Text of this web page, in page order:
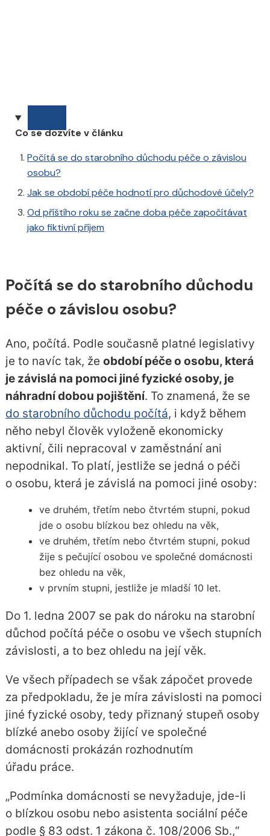
Co se dozvíte v článku
Počítá se do starobního důchodu péče o závislou
osobu?
Jak se období péče hodnotí pro důchodové účely?
Od příštího roku se začne doba péče započítávat
jako fiktivní příjem
Počítá se do starobního důchodu
péče o závislou osobu?
Ano, počítá. Podle současně platné legislativy
je to navíc tak, že období péče o osobu, která
je závislá na pomoci jiné fyzické osoby, je
náhradní dobou pojištění. To znamená, že se
do starobního důchodu počítá, i když během
něho nebyl člověk vyloženě ekonomicky
aktivní, čili nepracoval v zaměstnání ani
nepodnikal. To platí, jestliže se jedná o péči
o osobu, která je závislá na pomoci jiné osoby:
ve druhém, třetím nebo čtvrtém stupni, pokud
jde o osobu blízkou bez ohledu na věk,
ve druhém, třetím nebo čtvrtém stupni, pokud
žije s pečující osobou ve společné domácnosti
bez ohledu na věk,
v prvním stupni, jestliže je mladší 10 let.
Do 1. ledna 2007 se pak do nároku na starobní
důchod počítá péče o osobu ve všech stupních
závislosti, a to bez ohledu na její věk.
Ve všech případech se však zápočet provede
za předpokladu, že je míra závislosti na pomoci
jiné fyzické osoby, tedy přiznaný stupeň osoby
blízké anebo osoby žijící ve společné
domácnosti prokázán rozhodnutím
úřadu práce.
„Podmínka domácnosti se nevyžaduje, jde-li
o blízkou osobu nebo asistenta sociální péče
podle § 83 odst. 1 zákona č. 108/2006 Sb.,“